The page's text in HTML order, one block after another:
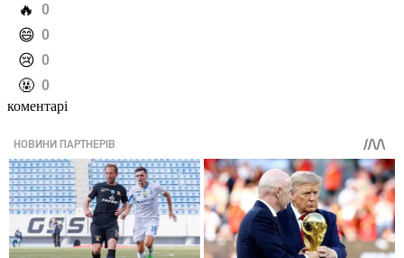
️🔥 0
️😄 0
️😢 0
️🤬 0
коментарі